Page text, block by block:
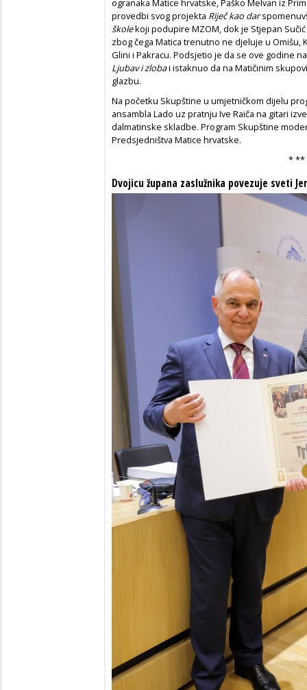
ogranaka Matice hrvatske, Paško Melvan iz
provedbi svog projekta Riječ kao dar
školekoji podupire MZOM, dok je Stjepan
zbog čega Matica trenutno ne djeluje u Omišu,
Glini i Pakracu. Podsjetio je da se ove godine
Ljubav i zlobai istaknuo da na Matičinim
glazbu.
Na početku Skupštine u umjetničkom dijelu
ansambla Lado uz pratnju Ive Raiča na gitari
dalmatinske skladbe. Program Skupštine
Predsjedništva Matice hrvatske.
* **
Dvojicu župana zaslužnika povezuje sveti